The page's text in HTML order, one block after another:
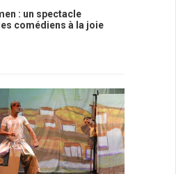
: un spectacle
comédiens à la joie